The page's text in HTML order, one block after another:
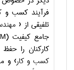
فرآیند کسب و
تلفیقی از ‹
جامع کیفیت (
کارکنان را
کسب و کار› و